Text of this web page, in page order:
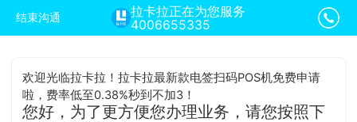
结束沟通
拉卡拉正在为您服务
4006655335
欢迎光临拉卡拉！拉卡拉最新款电签扫码POS机免费申请
啦，费率低至0.38%秒到不加3！
您好，为了更方便您办理业务，请您按照下